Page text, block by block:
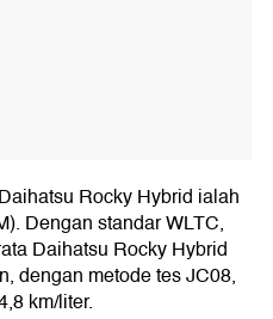
Rocky Hybrid ialah
Dengan standar WLTC,
Daihatsu Rocky Hybrid
dengan metode tes JC08,
km/liter.